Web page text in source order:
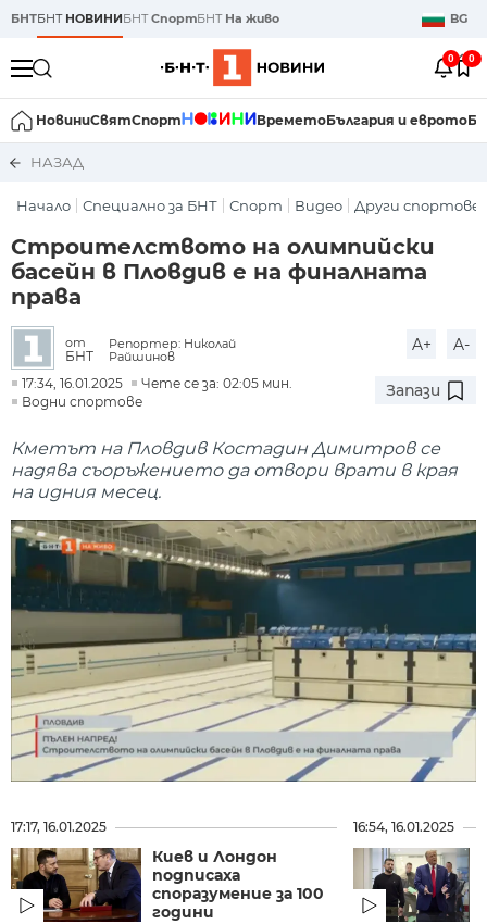
БНТБНТ НОВИНИБНТСпортБНТ На живо BG
0 0
НовиниСвятСпорт ВреметоБългария и еврото
НАЗАД
Начало Специално за БНТ Спорт Видео Други спортове
Строителството на олимпийски
басейн в Пловдив е на финалната
права
от
БНТ
Репортер: Николай
Райшинов
A+ A-
17:34, 16.01.2025
Чете се за: 02:05 мин.
Водни спортове
Запази
Кметът на Пловдив Костадин Димитров се
надява съоръжението да отвори врати в края
на идния месец.
17:17, 16.01.2025
Киев и Лондон
подписаха
споразумение за 100
години
16:54, 16.01.2025